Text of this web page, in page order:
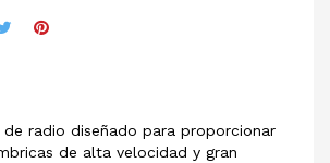
de radio diseñado para proporcionar
de alta velocidad y gran